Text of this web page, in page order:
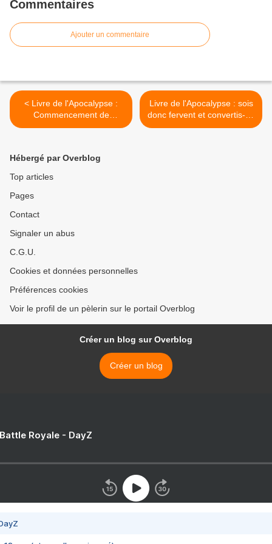
Commentaires
Ajouter un commentaire
< Livre de l'Apocalypse :
Commencement de
l'Apocalypse de Saint Jean
Livre de l'Apocalypse : sois
donc fervent et convertis-toi
>
Hébergé par Overblog
Top articles
Pages
Contact
Signaler un abus
C.G.U.
Cookies et données personnelles
Préférences cookies
Voir le profil de un pèlerin sur le portail Overblog
Créer un blog sur Overblog
Créer un blog
Royale - DayZ